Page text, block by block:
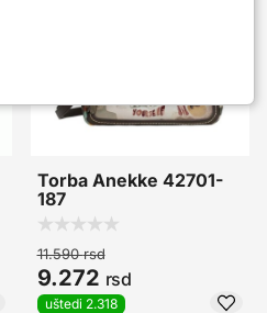
Torba Anekke 42701-
187
11.590rsd
9.272 rsd
uštedi 2.318